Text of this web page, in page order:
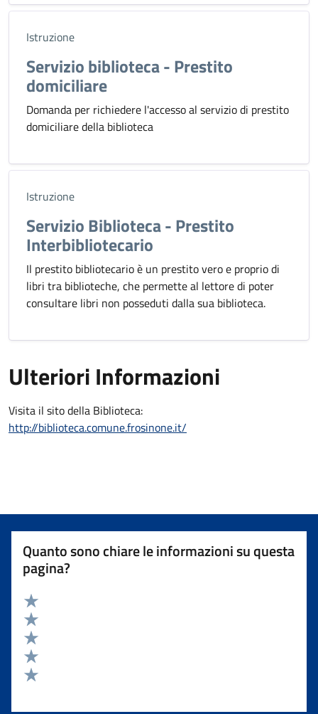
Istruzione
Servizio biblioteca - Prestito
domiciliare
Domanda per richiedere l'accesso al servizio di prestito
domiciliare della biblioteca
Istruzione
Servizio Biblioteca - Prestito
Interbibliotecario
Il prestito bibliotecario è un prestito vero e proprio di
libri tra biblioteche, che permette al lettore di poter
consultare libri non posseduti dalla sua biblioteca.
Ulteriori Informazioni
Visita il sito della Biblioteca:
http://biblioteca.comune.frosinone.it/
Quanto sono chiare le informazioni su questa
pagina?
Valuta 5 stelle su 5
Valuta 4 stelle su 5
Valuta 3 stelle su 5
Valuta 2 stelle su 5